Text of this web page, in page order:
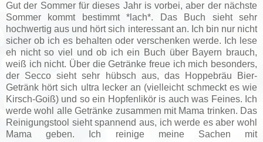
Gut der Sommer für dieses Jahr is vorbei, aber der nächste
Sommer kommt bestimmt *lach*. Das Buch sieht sehr
hochwertig aus und hört sich interessant an. Ich bin nur nicht
sicher ob ich es behalten oder verschenken werde. Ich lese
eh nicht so viel und ob ich ein Buch über Bayern brauch,
weiß ich nicht. Über die Getränke freue ich mich besonders,
der Secco sieht sehr hübsch aus, das Hoppebräu Bier-
Getränk hört sich ultra lecker an (vielleicht schmeckt es wie
Kirsch-Goiß) und so ein Hopfenlikör is auch was Feines. Ich
werde wohl alle Getränke zusammen mit Mama trinken. Das
Reinigungstool sieht spannend aus, ich werde es aber wohl
Mama geben. Ich reinige meine Sachen mit